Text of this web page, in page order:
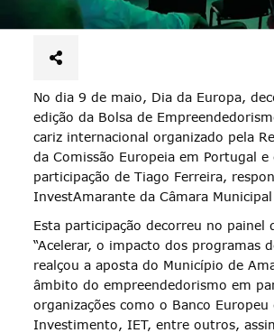
No dia 9 de maio, Dia da Europa,
edição da Bolsa de
cariz internacional organizado pela
da Comissão Europeia em Portugal
participação de Tiago Ferreira,
InvestAmarante da Câmara
Esta participação decorreu no painel
“Acelerar, o impacto dos programas
realçou a aposta do Município de
âmbito do empreendedorismo em
organizações como o Banco Europeu
Investimento, IET, entre outros,